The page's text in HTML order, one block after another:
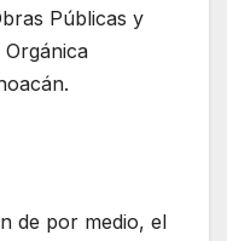
Públicas y
de por medio, el